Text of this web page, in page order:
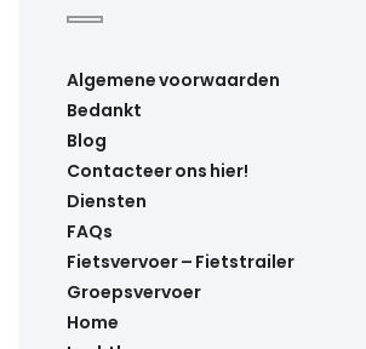
Algemene voorwaarden
Bedankt
Blog
Contacteer ons hier!
Diensten
FAQs
Fietsvervoer – Fietstrailer
Groepsvervoer
Home